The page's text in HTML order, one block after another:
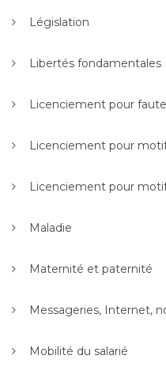
Législation
Libertés fondamentales
Licenciement pour
Licenciement pour
Licenciement pour
Maladie
Maternité et paternité
Messageries, Internet,
Mobilité du salarié